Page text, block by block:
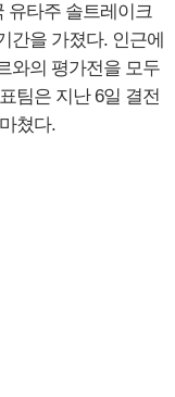
유타주 솔트레이크
간을 가졌다. 인근에
와의 평가전을 모두
팀은 지난 6일 결전
쳤다.